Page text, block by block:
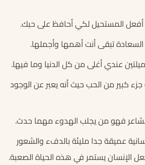
المستحيل لكي أحافظ على حبك.
تبقى أنت أهمها وأجملها.
عندي أغلى من كل الدنيا وما فيها.
كبير من الحب حيث أنه يعبر عن الوجود
فهو من يجلب الهدوء مهما حدث.
عميقة جدا مليئة بالدفء والشعور
الإنسان يستمر في هذه الحياة الصعبة.